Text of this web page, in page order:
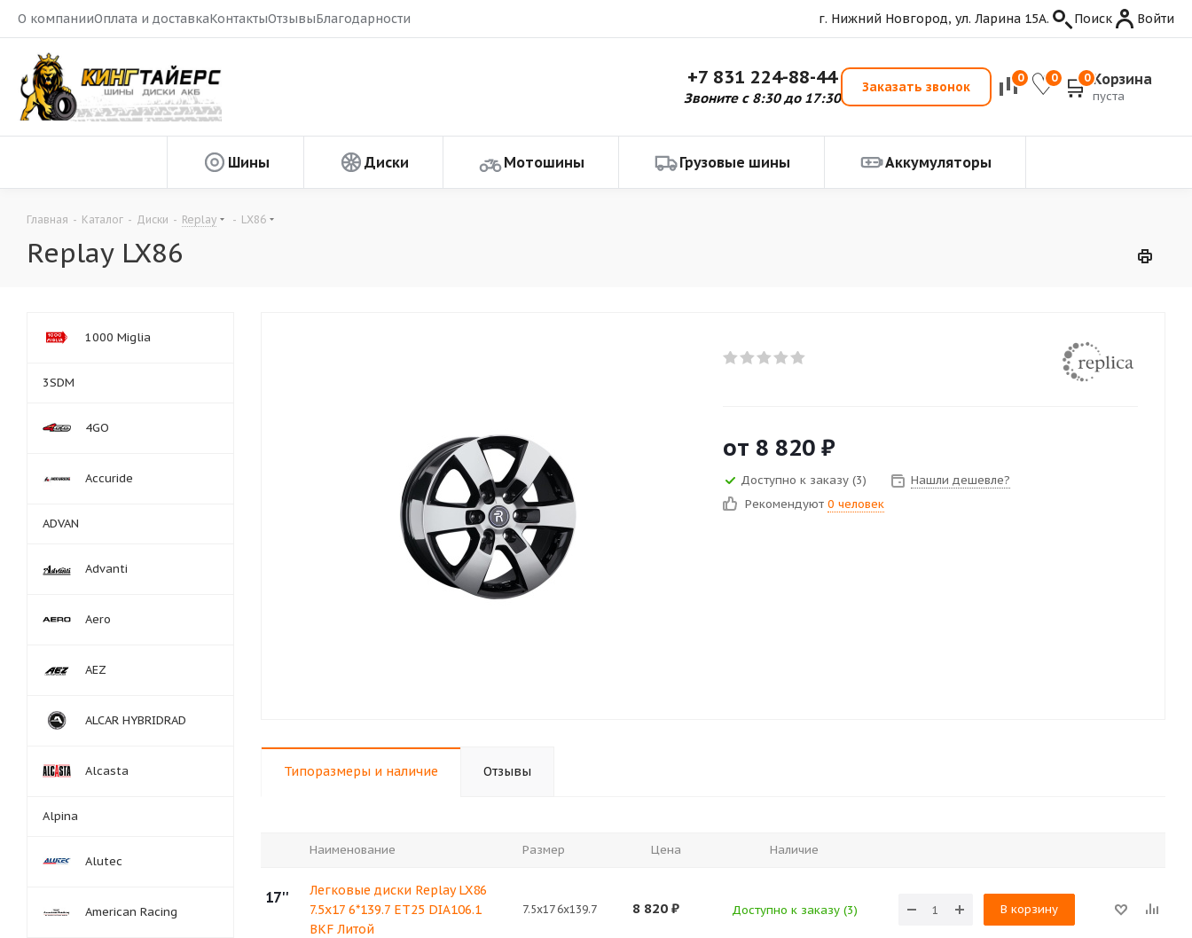
О компанииОплата и доставкаКонтактыОтзывыБлагодарности г. Нижний Новгород, ул. Ларина 15А. Поиск Войти
+7 831 224-88-44
Звоните с 8:30 до 17:30
Заказать звонок
0 0 0 Корзина
пуста
Шины Диски Мотошины Грузовые шины Аккумуляторы
Главная - Каталог - Диски - Replay - LX86
Replay LX86
от 8 820 ₽
Доступно к заказу (3)
Нашли дешевле?
Рекомендуют 0 человек
Типоразмеры и наличие Отзывы
Наименование Размер Цена Наличие
17''
Легковые диски Replay LX86
7.5x17 6*139.7 ET25 DIA106.1
BKF Литой
7.5x17 6x139.7 8 820 ₽ Доступно к заказу (3) В корзину
1000 Miglia
3SDM
4GO
Accuride
ADVAN
Advanti
Aero
AEZ
ALCAR HYBRIDRAD
Alcasta
Alpina
Alutec
American Racing